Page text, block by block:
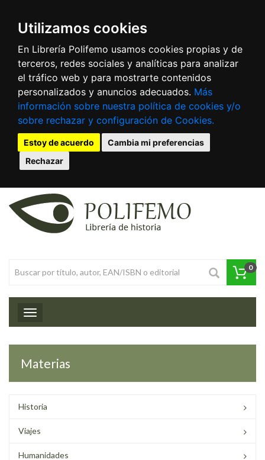
Utilizamos cookies
En Librería Polifemo usamos cookies propias y de
terceros, redes sociales y analíticas para analizar
el tráfico web y para mostrarte contenidos
personalizados y anuncios adecuados. Más
información sobre nuestra política de cookies y/o
sobre rechazar y configuración de Cookies.
Estoy de acuerdo
Cambia mi preferencias
Rechazar
0
Toggle navigation
Materias
Historia
Viajes
Humanidades